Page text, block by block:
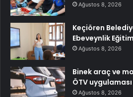
Ağustos 8, 2026
Keçiören
Ebeveynlik
Ağustos 8, 2026
Binek araç ve
ÖTV
Ağustos 8, 2026